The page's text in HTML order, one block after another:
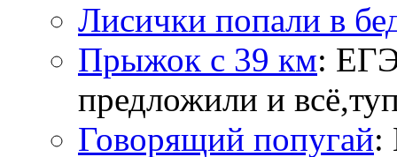
Лисички попали в
Прыжок с 39 км:
предложили и
Говорящий попугай: